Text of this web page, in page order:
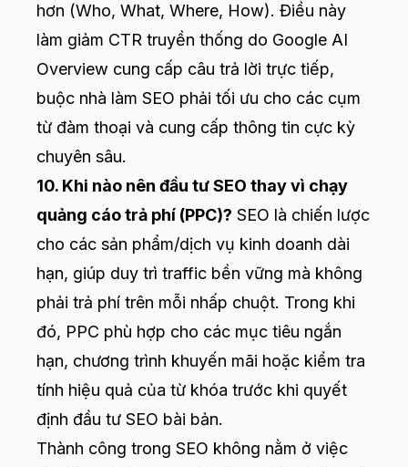
hơn (Who, What, Where, How). Điều này
làm giảm CTR truyền thống do Google AI
Overview cung cấp câu trả lời trực tiếp,
buộc nhà làm SEO phải tối ưu cho các cụm
từ đàm thoại và cung cấp thông tin cực kỳ
chuyên sâu.
10. Khi nào nên đầu tư SEO thay vì chạy
quảng cáo trả phí (PPC)? SEO là chiến lược
cho các sản phẩm/dịch vụ kinh doanh dài
hạn, giúp duy trì traffic bền vững mà không
phải trả phí trên mỗi nhấp chuột. Trong khi
đó, PPC phù hợp cho các mục tiêu ngắn
hạn, chương trình khuyến mãi hoặc kiểm tra
tính hiệu quả của từ khóa trước khi quyết
định đầu tư SEO bài bản.
Thành công trong SEO không nằm ở việc